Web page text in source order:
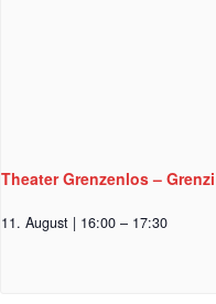
Theater Grenzenlos –
11. August | 16:00 – 17:30